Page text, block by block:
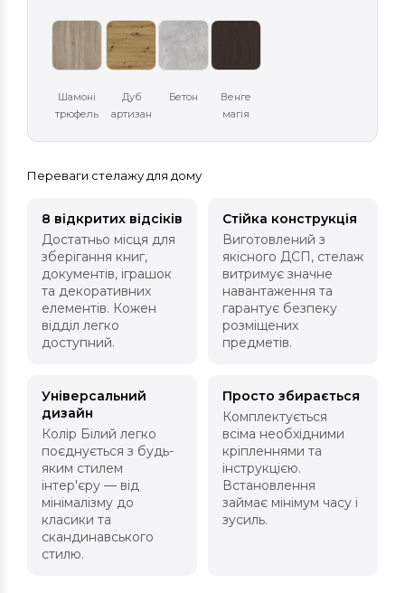
Шамоні
трюфель
Дуб
артизан
Бетон
Венге
магія
Переваги стелажу для дому
8 відкритих відсіків
Достатньо місця для
зберігання книг,
документів, іграшок
та декоративних
елементів. Кожен
відділ легко
доступний.
Стійка конструкція
Виготовлений з
якісного ДСП, стелаж
витримує значне
навантаження та
гарантує безпеку
розміщених
предметів.
Універсальний
дизайн
Колір Білий легко
поєднується з будь-
яким стилем
інтер'єру — від
мінімалізму до
класики та
скандинавського
стилю.
Просто збирається
Комплектується
всіма необхідними
кріпленнями та
інструкцією.
Встановлення
займає мінімум часу і
зусиль.